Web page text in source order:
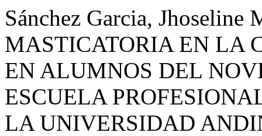
Sánchez Garcia,
MASTICATORIA EN LA
EN ALUMNOS DEL
ESCUELA
LA UNIVERSIDAD